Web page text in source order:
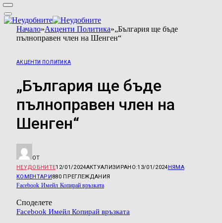
Начало»Акценти Политика»„България ще бъде
пълноправен член на Шенген“
АКЦЕНТИ ПОЛИТИКА
„България ще бъде
пълноправен член на
Шенген“
ОТ
НЕУДОБНИТЕ12/01/2024АКТУАЛИЗИРАНО:13/01/2024НЯМА
КОМЕНТАРИ880 ПРЕГЛЕЖДАНИЯ
Facebook Имейл Копирай връзката
Споделете
Facebook Имейл Копирай връзката